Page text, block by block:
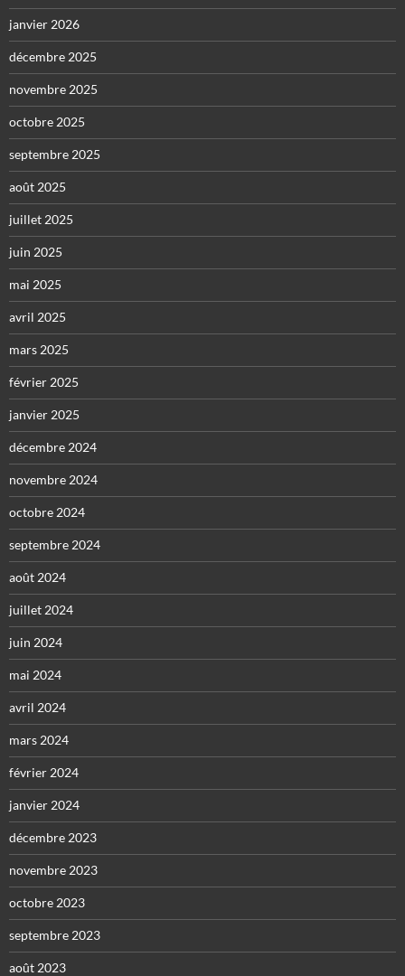
janvier 2026
décembre 2025
novembre 2025
octobre 2025
septembre 2025
août 2025
juillet 2025
juin 2025
mai 2025
avril 2025
mars 2025
février 2025
janvier 2025
décembre 2024
novembre 2024
octobre 2024
septembre 2024
août 2024
juillet 2024
juin 2024
mai 2024
avril 2024
mars 2024
février 2024
janvier 2024
décembre 2023
novembre 2023
octobre 2023
septembre 2023
août 2023